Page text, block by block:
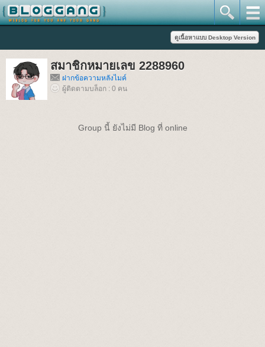
สมาชิกหมายเลข 2288960
ฝากข้อความหลังไมค์
ผู้ติดตามบล็อก : 0 คน
Group นี้ ยังไม่มี Blog ที่ online